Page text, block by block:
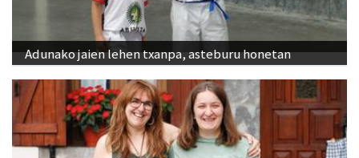
Adunako jaien lehen txanpa, asteburu honetan